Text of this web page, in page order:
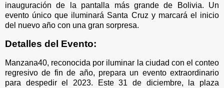
inauguración de la pantalla más grande de Bolivia. Un
evento único que iluminará Santa Cruz y marcará el inicio
del nuevo año con una gran sorpresa.
Detalles del Evento:
Manzana40, reconocida por iluminar la ciudad con el conteo
regresivo de fin de año, prepara un evento extraordinario
para despedir el 2023. Este 31 de diciembre, la plaza